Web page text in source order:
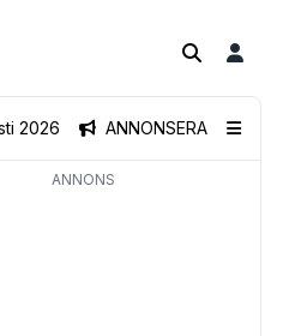
ANNONSERA
2026
ANNONS